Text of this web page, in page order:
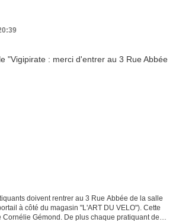
doivent rentrer au 3 Rue Abbée de la salle
à côté du magasin "L'ART DU VELO"). Cette
Gémond. De plus chaque pratiquant devra